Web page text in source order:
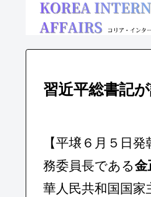
習近平総書記
【平壌６月５日
務委員長である金
華人民共和国国